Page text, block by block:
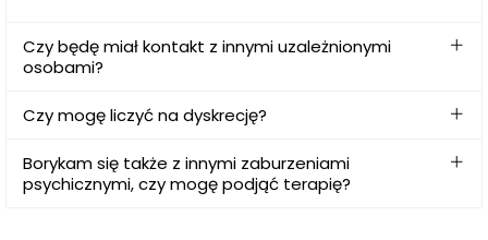
Czy będę miał kontakt z innymi uzależnionymi
osobami?
Czy mogę liczyć na dyskrecję?
Borykam się także z innymi zaburzeniami
psychicznymi, czy mogę podjąć terapię?